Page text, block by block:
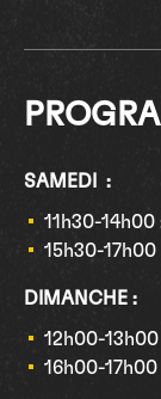
SAMEDI :
11h30-14h00
15h30-17h00
DIMANCHE :
12h00-
16h00-17h00